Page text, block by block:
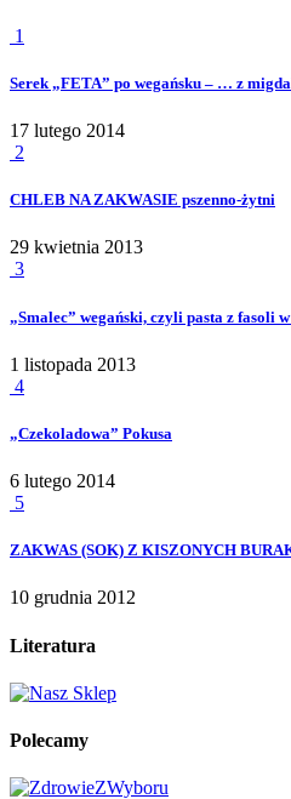
1
Serek „FETA” po wegańsku – … z
17 lutego 2014
2
CHLEB NA ZAKWASIE pszenno-żytni
29 kwietnia 2013
3
„Smalec” wegański, czyli pasta z fasoli
1 listopada 2013
4
„Czekoladowa” Pokusa
6 lutego 2014
5
ZAKWAS (SOK) Z KISZONYCH
10 grudnia 2012
Literatura
Polecamy